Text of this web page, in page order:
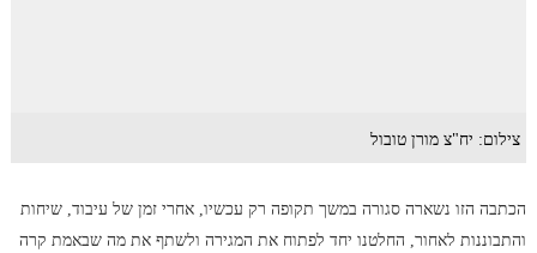
צילום: יח"צ מורן טובול
הכתבה הזו נשארה סגורה במשך תקופה רק עכשיו, אחרי זמן של עיבוד, שיחות
והתבוננות לאחור, החלטנו יחד לפתוח את המגירה ולשתף את מה שבאמת קרה